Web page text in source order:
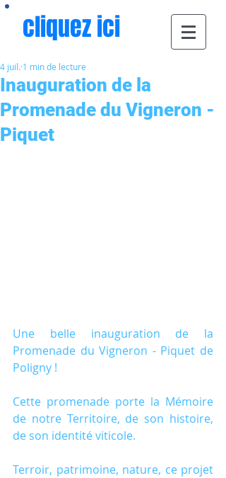
cliquez ici
Inauguration de la
Promenade du Vigneron -
Piquet
4 juil. 1 min de lecture
Une belle inauguration de la
Promenade du Vigneron - Piquet de
Poligny !
Cette promenade porte la Mémoire
de notre Territoire, de son histoire,
de son identité viticole.
Terroir, patrimoine, nature, ce projet